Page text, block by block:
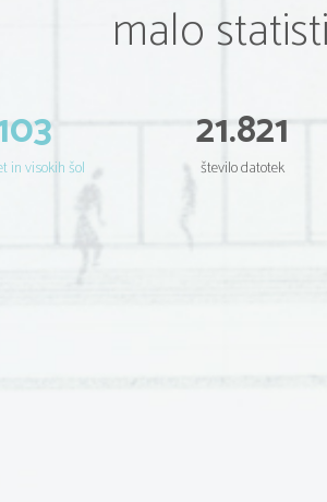
malo
in visokih šol
21.821
število datotek